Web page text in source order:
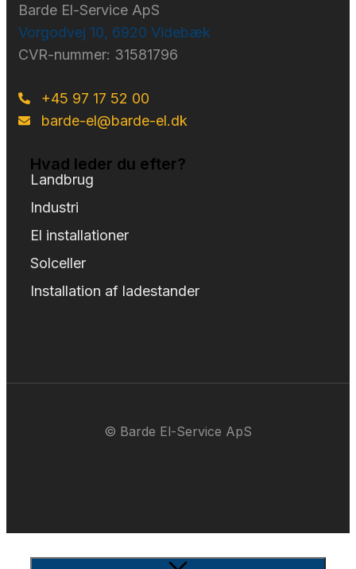
Barde El-Service ApS
Vorgodvej 10, 6920 Videbæk
CVR-nummer: 31581796
+45 97 17 52 00
barde-el@barde-el.dk
Hvad leder du efter?
Landbrug
Industri
El installationer
Solceller
Installation af ladestander
© Barde El-Service ApS